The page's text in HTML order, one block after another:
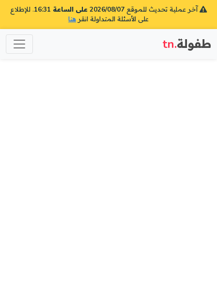
آخر عملية تحديث للموقع 2026/08/07 على الساعة 16:31
. للإطلاع
على الأسئلة المتداولة انقر هنا
طفولة.tn